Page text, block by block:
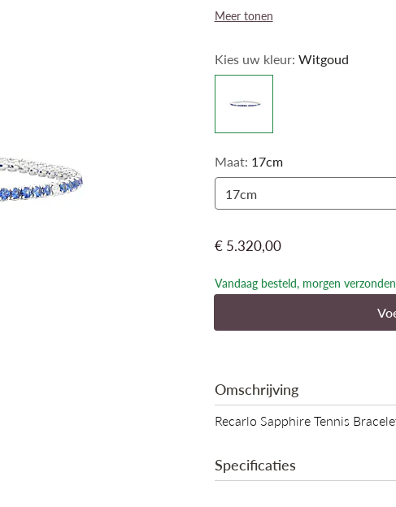
Meer tonen
Kies uw kleur: Witgoud
Maat: 17cm
17cm
€ 5.320,00
Vandaag besteld, morgen verzonden
Omschrijving
Recarlo Sapphire Tennis
Specificaties